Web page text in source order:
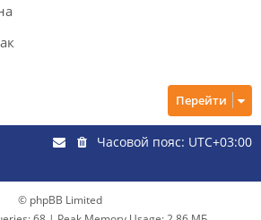
Перейти
Часовой пояс: UTC+03:00
© phpBB Limited